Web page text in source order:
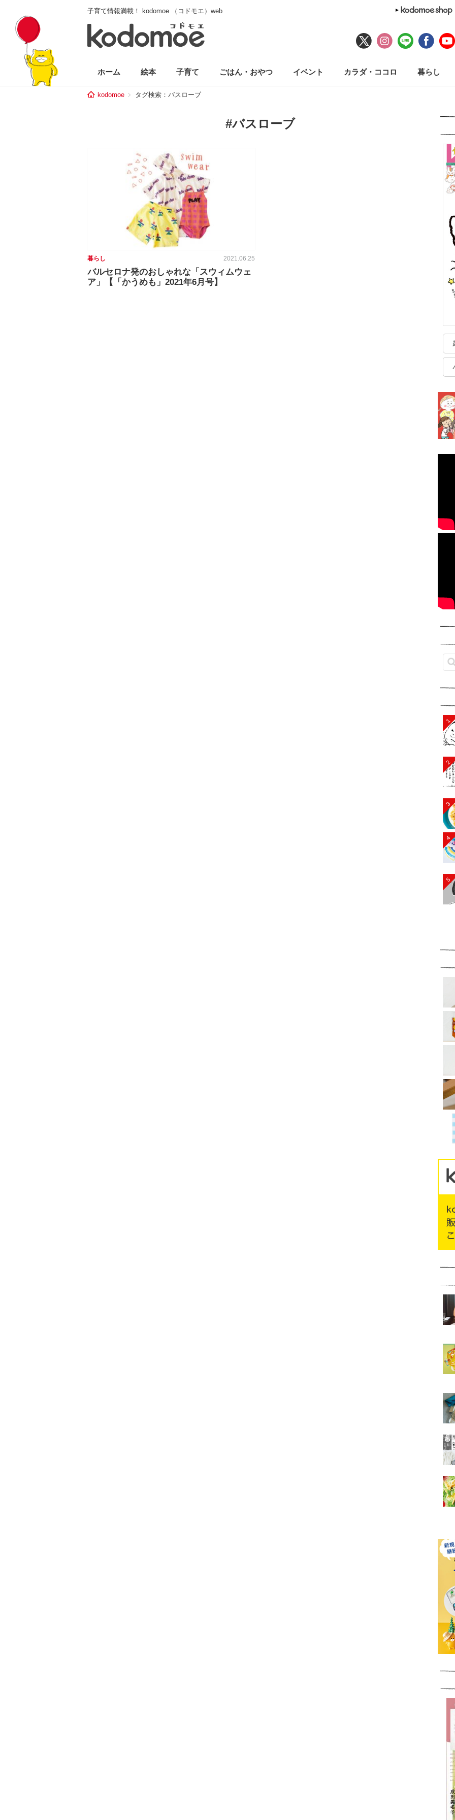
子育て情報満載！ kodomoe （コドモエ）web
ホーム 絵本 子育て ごはん・おやつ イベント カラダ・ココロ 暮らし
kodomoe タグ検索：バスローブ
#バスローブ
暮らし 2021.06.25
バルセロナ発のおしゃれな「スウィムウェ
ア」【「かうめも」2021年6月号】
1
2
3
4
5